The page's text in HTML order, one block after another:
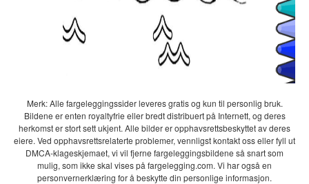
Merk: Alle fargeleggingssider leveres gratis og kun til personlig bruk.
Bildene er enten royaltyfrie eller bredt distribuert på Internett, og deres
herkomst er stort sett ukjent. Alle bilder er opphavsrettsbeskyttet av deres
eiere. Ved opphavsrettsrelaterte problemer, vennligst kontakt oss eller fyll ut
DMCA-klageskjemaet, vi vil fjerne fargeleggingsbildene så snart som
mulig, som ikke skal vises på fargelegging.com. Vi har også en
personvernerklæring for å beskytte din personlige informasjon.